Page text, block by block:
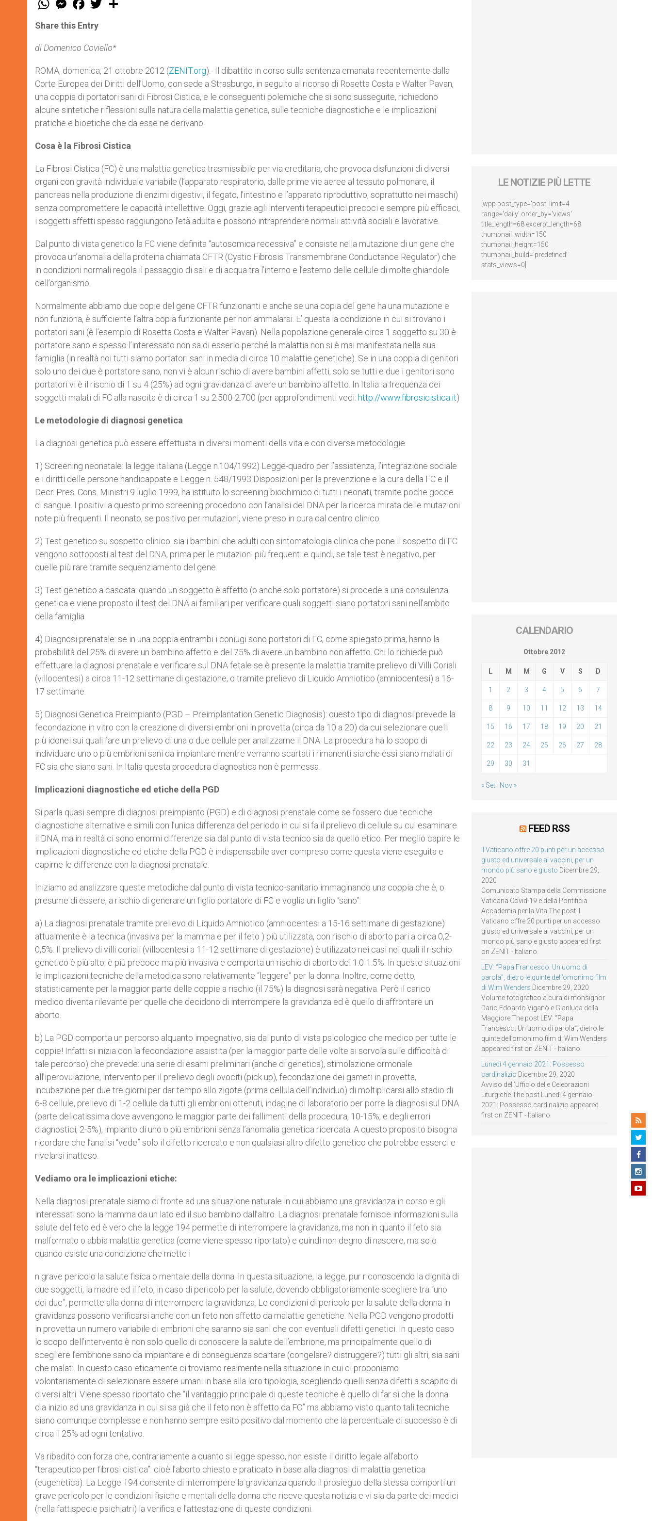
t
s
p
p
e
s
e
g
e
a
e
b
o
k
w
r
Share this Entry
di Domenico Coviello*
ROMA, domenica, 21 ottobre 2012 (ZENIT.org).- Il dibattito in corso sulla sentenza emanata recentemente dalla
Corte Europea dei Diritti dell’Uomo, con sede a Strasburgo, in seguito al ricorso di Rosetta Costa e Walter Pavan,
una coppia di portatori sani di Fibrosi Cistica, e le conseguenti polemiche che si sono susseguite, richiedono
alcune sintetiche riflessioni sulla natura della malattia genetica, sulle tecniche diagnostiche e le implicazioni
pratiche e bioetiche che da esse ne derivano.
Cosa è la Fibrosi Cistica
La Fibrosi Cistica (FC) è una malattia genetica trasmissibile per via ereditaria, che provoca disfunzioni di diversi
organi con gravità individuale variabile (l’apparato respiratorio, dalle prime vie aeree al tessuto polmonare, il
pancreas nella produzione di enzimi digestivi, il fegato, l’intestino e l’apparato riproduttivo, soprattutto nei maschi)
senza compromettere le capacità intellettive. Oggi, grazie agli interventi terapeutici precoci e sempre più efficaci,
i soggetti affetti spesso raggiungono l’età adulta e possono intraprendere normali attività sociali e lavorative.
Dal punto di vista genetico la FC viene definita “autosomica recessiva” e consiste nella mutazione di un gene che
provoca un’anomalia della proteina chiamata CFTR (Cystic Fibrosis Transmembrane Conductance Regulator) che
in condizioni normali regola il passaggio di sali e di acqua tra l’interno e l’esterno delle cellule di molte ghiandole
dell’organismo.
Normalmente abbiamo due copie del gene CFTR funzionanti e anche se una copia del gene ha una mutazione e
non funziona, è sufficiente l’altra copia funzionante per non ammalarsi. E’ questa la condizione in cui si trovano i
portatori sani (è l’esempio di Rosetta Costa e Walter Pavan). Nella popolazione generale circa 1 soggetto su 30 è
portatore sano e spesso l’interessato non sa di esserlo perché la malattia non si è mai manifestata nella sua
famiglia (in realtà noi tutti siamo portatori sani in media di circa 10 malattie genetiche). Se in una coppia di genitori
solo uno dei due è portatore sano, non vi è alcun rischio di avere bambini affetti, solo se tutti e due i genitori sono
portatori vi è il rischio di 1 su 4 (25%) ad ogni gravidanza di avere un bambino affetto. In Italia la frequenza dei
soggetti malati di FC alla nascita è di circa 1 su 2.500-2.700 (per approfondimenti vedi: http://www.fibrosicistica.it)
Le metodologie di diagnosi genetica
La diagnosi genetica può essere effettuata in diversi momenti della vita e con diverse metodologie.
1) Screening neonatale: la legge italiana (Legge n.104/1992) Legge-quadro per l’assistenza, l’integrazione sociale
e i diritti delle persone handicappate e Legge n. 548/1993 Disposizioni per la prevenzione e la cura della FC e il
Decr. Pres. Cons. Ministri 9 luglio 1999, ha istituito lo screening biochimico di tutti i neonati, tramite poche gocce
di sangue. I positivi a questo primo screening procedono con l’analisi del DNA per la ricerca mirata delle mutazioni
note più frequenti. Il neonato, se positivo per mutazioni, viene preso in cura dal centro clinico.
2) Test genetico su sospetto clinico: sia i bambini che adulti con sintomatologia clinica che pone il sospetto di FC
vengono sottoposti al test del DNA, prima per le mutazioni più frequenti e quindi, se tale test è negativo, per
quelle più rare tramite sequenziamento del gene.
3) Test genetico a cascata: quando un soggetto è affetto (o anche solo portatore) si procede a una consulenza
genetica e viene proposto il test del DNA ai familiari per verificare quali soggetti siano portatori sani nell’ambito
della famiglia.
4) Diagnosi prenatale: se in una coppia entrambi i coniugi sono portatori di FC, come spiegato prima, hanno la
probabilità del 25% di avere un bambino affetto e del 75% di avere un bambino non affetto. Chi lo richiede può
effettuare la diagnosi prenatale e verificare sul DNA fetale se è presente la malattia tramite prelievo di Villi Coriali
(villocentesi) a circa 11-12 settimane di gestazione, o tramite prelievo di Liquido Amniotico (amniocentesi) a 16-
17 settimane.
5) Diagnosi Genetica Preimpianto (PGD – Preimplantation Genetic Diagnosis): questo tipo di diagnosi prevede la
fecondazione in vitro con la creazione di diversi embrioni in provetta (circa da 10 a 20) da cui selezionare quelli
più idonei sui quali fare un prelievo di una o due cellule per analizzarne il DNA. La procedura ha lo scopo di
individuare uno o più embrioni sani da impiantare mentre verranno scartati i rimanenti sia che essi siano malati di
FC sia che siano sani. In Italia questa procedura diagnostica non è permessa.
Implicazioni diagnostiche ed etiche della PGD
Si parla quasi sempre di diagnosi preimpianto (PGD) e di diagnosi prenatale come se fossero due tecniche
diagnostiche alternative e simili con l’unica differenza del periodo in cui si fa il prelievo di cellule su cui esaminare
il DNA, ma in realtà ci sono enormi differenze sia dal punto di vista tecnico sia da quello etico. Per meglio capire le
implicazioni diagnostiche ed etiche della PGD è indispensabile aver compreso come questa viene eseguita e
capirne le differenze con la diagnosi prenatale.
Iniziamo ad analizzare queste metodiche dal punto di vista tecnico-sanitario immaginando una coppia che è, o
presume di essere, a rischio di generare un figlio portatore di FC e voglia un figlio “sano”:
a) La diagnosi prenatale tramite prelievo di Liquido Amniotico (amniocentesi a 15-16 settimane di gestazione)
attualmente è la tecnica (invasiva per la mamma e per il feto ) più utilizzata, con rischio di aborto pari a circa 0,2-
0,5%. Il prelievo di villi coriali (villocentesi a 11-12 settimane di gestazione) è utilizzato nei casi nei quali il rischio
genetico è più alto; è più precoce ma più invasiva e comporta un rischio di aborto del 1.0-1.5%. In queste situazioni
le implicazioni tecniche della metodica sono relativamente “leggere” per la donna. Inoltre, come detto,
statisticamente per la maggior parte delle coppie a rischio (il 75%) la diagnosi sarà negativa. Però il carico
medico diventa rilevante per quelle che decidono di interrompere la gravidanza ed è quello di affrontare un
aborto.
b) La PGD comporta un percorso alquanto impegnativo, sia dal punto di vista psicologico che medico per tutte le
coppie! Infatti si inizia con la fecondazione assistita (per la maggior parte delle volte si sorvola sulle difficoltà di
tale percorso) che prevede: una serie di esami preliminari (anche di genetica), stimolazione ormonale
all’iperovulazione, intervento per il prelievo degli ovociti (pick up), fecondazione dei gameti in provetta,
incubazione per due tre giorni per dar tempo allo zigote (prima cellula dell’individuo) di moltiplicarsi allo stadio di
6-8 cellule, prelievo di 1-2 cellule da tutti gli embrioni ottenuti, indagine di laboratorio per porre la diagnosi sul DNA
(parte delicatissima dove avvengono le maggior parte dei fallimenti della procedura, 10-15%, e degli errori
diagnostici, 2-5%), impianto di uno o più embrioni senza l’anomalia genetica ricercata. A questo proposito bisogna
ricordare che l’analisi “vede” solo il difetto ricercato e non qualsiasi altro difetto genetico che potrebbe esserci e
rivelarsi inatteso.
Vediamo ora le implicazioni etiche:
Nella diagnosi prenatale siamo di fronte ad una situazione naturale in cui abbiamo una gravidanza in corso e gli
interessati sono la mamma da un lato ed il suo bambino dall’altro. La diagnosi prenatale fornisce informazioni sulla
salute del feto ed è vero che la legge 194 permette di interrompere la gravidanza, ma non in quanto il feto sia
malformato o abbia malattia genetica (come viene spesso riportato) e quindi non degno di nascere, ma solo
quando esiste una condizione che mette i
n grave pericolo la salute fisica o mentale della donna. In questa situazione, la legge, pur riconoscendo la dignità di
due soggetti, la madre ed il feto, in caso di pericolo per la salute, dovendo obbligatoriamente scegliere tra “uno
dei due”, permette alla donna di interrompere la gravidanza. Le condizioni di pericolo per la salute della donna in
gravidanza possono verificarsi anche con un feto non affetto da malattie genetiche. Nella PGD vengono prodotti
in provetta un numero variabile di embrioni che saranno sia sani che con eventuali difetti genetici. In questo caso
lo scopo dell’intervento è non solo quello di conoscere la salute dell’embrione, ma principalmente quello di
scegliere l’embrione sano da impiantare e di conseguenza scartare (congelare? distruggere?) tutti gli altri, sia sani
che malati. In questo caso eticamente ci troviamo realmente nella situazione in cui ci proponiamo
volontariamente di selezionare essere umani in base alla loro tipologia, scegliendo quelli senza difetti a scapito di
diversi altri. Viene spesso riportato che “il vantaggio principale di queste tecniche è quello di far sì che la donna
dia inizio ad una gravidanza in cui si sa già che il feto non è affetto da FC” ma abbiamo visto quanto tali tecniche
siano comunque complesse e non hanno sempre esito positivo dal momento che la percentuale di successo è di
circa il 25% ad ogni tentativo.
Va ribadito con forza che, contrariamente a quanto si legge spesso, non esiste il diritto legale all’aborto
“terapeutico per fibrosi cistica”: cioè l’aborto chiesto e praticato in base alla diagnosi di malattia genetica
(eugenetica). La Legge 194 consente di interrompere la gravidanza quando il prosieguo della stessa comporti un
grave pericolo per le condizioni fisiche e mentali della donna che riceve questa notizia e vi sia da parte dei medici
(nella fattispecie psichiatri) la verifica e l’attestazione di queste condizioni.
LE NOTIZIE PIÙ LETTE
[wpp post_type='post' limit=4
range='daily' order_by='views'
title_length=68 excerpt_length=68
thumbnail_width=150
thumbnail_height=150
thumbnail_build='predefined'
stats_views=0]
CALENDARIO
Ottobre 2012
L M M G V S D
1 2 3 4 5 6 7
8 9 10 11 12 13 14
15 16 17 18 19 20 21
22 23 24 25 26 27 28
29 30 31
« Set Nov »
FEED RSS
Il Vaticano offre 20 punti per un accesso
giusto ed universale ai vaccini, per un
mondo più sano e giusto Dicembre 29,
2020
Comunicato Stampa della Commissione
Vaticana Covid-19 e della Pontificia
Accademia per la Vita The post Il
Vaticano offre 20 punti per un accesso
giusto ed universale ai vaccini, per un
mondo più sano e giusto appeared first
on ZENIT - Italiano.
LEV: “Papa Francesco. Un uomo di
parola”, dietro le quinte dell’omonimo film
di Wim Wenders Dicembre 29, 2020
Volume fotografico a cura di monsignor
Dario Edoardo Viganò e Gianluca della
Maggiore The post LEV: “Papa
Francesco. Un uomo di parola”, dietro le
quinte dell’omonimo film di Wim Wenders
appeared first on ZENIT - Italiano.
Lunedì 4 gennaio 2021: Possesso
cardinalizio Dicembre 29, 2020
Avviso dell’Ufficio delle Celebrazioni
Liturgiche The post Lunedì 4 gennaio
2021: Possesso cardinalizio appeared
first on ZENIT - Italiano.